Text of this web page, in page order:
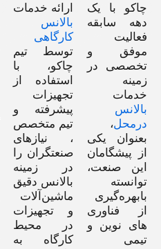
چاکو با یک
دهه سابقه‌
فعالیت
موفق و
تخصصی در
زمینه
خدمات
بالانس
درمحل،
بعنوان یکی
از پیشگامان
این صنعت،
توانسته
بابهره‌گیری
از فناوری
های نوین و
تیمی
ارائه خدمات
بالانس
کارگاهی
توسط تیم
چاکو، با
استفاده از
تجهیزات
پیشرفته و
تیم متخصص
، نیازهای
صنعتگران را
در زمینه
بالانس دقیق
ماشین‌آلات
و تجهیزات
در محیط
کارگاه به